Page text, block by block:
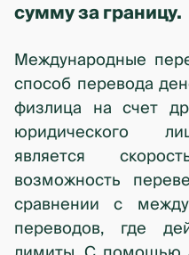
сумму за границу.
Международные
способ перевода
физлица на счет
юридического
является
возможность
сравнении с
переводов, где